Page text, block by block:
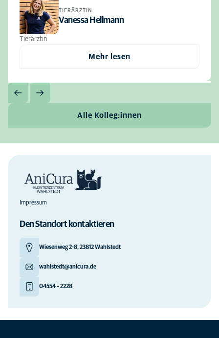
TIERÄRZTIN
Vanessa Hellmann
Tierärztin
Mehr lesen
Alle Kolleg:innen
Impressum
Den Standort kontaktieren
Wiesenweg 2-8, 23812 Wahlstedt
wahlstedt@anicura.de
04554 – 2228